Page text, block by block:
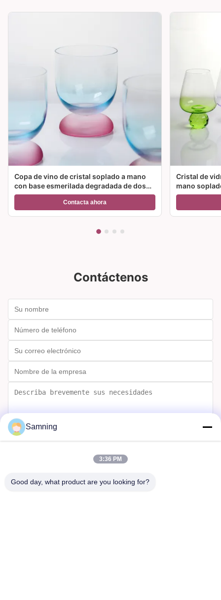
Copa de vino de cristal soplado a mano
con base esmerilada degradada de dos
colores y capacidad de 300 ml para vino,
cóctel y decoración del hogar
Contacta ahora
Cristal de
mano
color y
Contáctenos
Enviar
Samning
3:36 PM
Good day, what product are you looking for?